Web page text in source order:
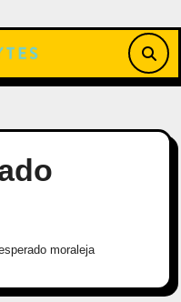
moraleja